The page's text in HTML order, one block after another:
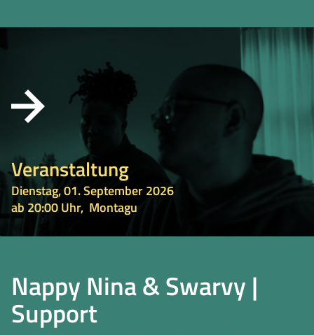
Veranstaltung
Dienstag, 01. September 2026
ab 20:00 Uhr, Montagu
Nappy Nina & Swarvy |
Support